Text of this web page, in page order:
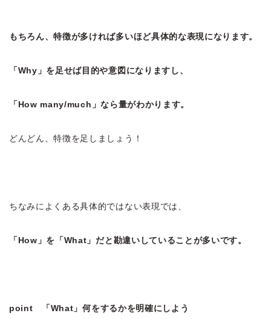
もちろん、特徴が多ければ多いほど具体的な表現になります。
「Why」を足せば目的や意図になりますし、
「How many/much」なら量がわかります。
どんどん、特徴を足しましょう！
ちなみによくある具体的ではない表現では、
「How」を「What」だと勘違いしていることが多いです。
point 「What」何をするかを明確にしよう